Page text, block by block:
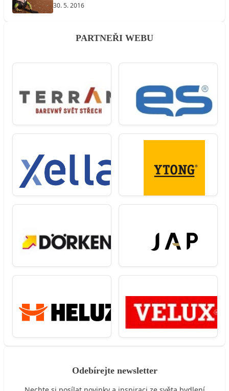
30. 5. 2016
PARTNEŘI WEBU
Odebírejte newsletter